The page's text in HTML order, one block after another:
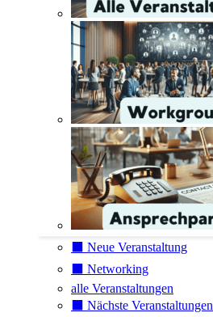
⬛️ Neue Veranstaltung
⬛️ Networking
alle Veranstaltungen
⬛️ Nächste Veranstaltungen